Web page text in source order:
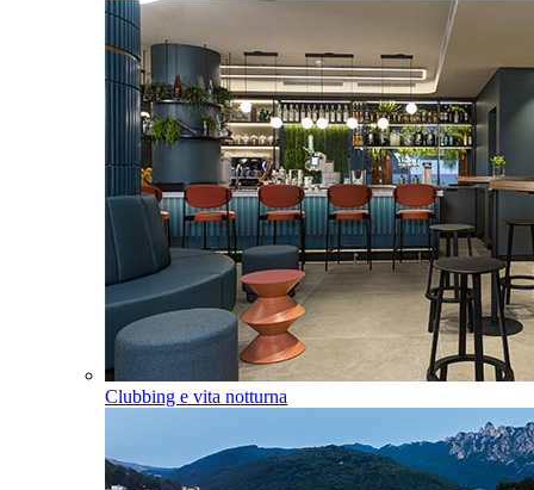
Clubbing e vita notturna